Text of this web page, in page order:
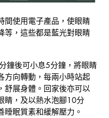
間使用電子產品，使眼睛
等，這些都是藍光對眼睛
鐘後可小息5分鐘，將眼睛
方向轉動，每兩小時站起
舒展身體。回家後亦可以
睛，及以熱水泡腳10分
睡眠質素和緩解壓力。